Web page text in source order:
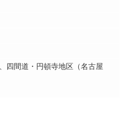
四間道・円頓寺地区（名古屋